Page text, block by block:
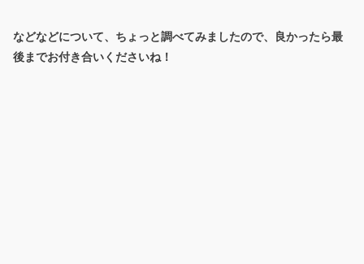
などなどについて、ちょっと調べてみましたので、良かったら最
後までお付き合いくださいね！